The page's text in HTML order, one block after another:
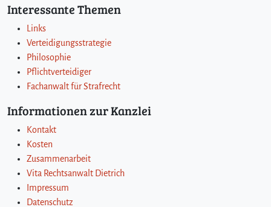
Interessante Themen
Links
Verteidigungsstrategie
Philosophie
Pflichtverteidiger
Fachanwalt für Strafrecht
Informationen zur Kanzlei
Kontakt
Kosten
Zusammenarbeit
Vita Rechtsanwalt Dietrich
Impressum
Datenschutz